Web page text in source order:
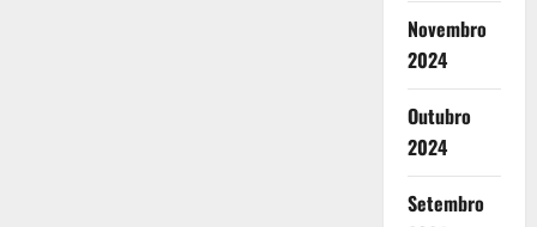
Novembro
2024
Outubro
2024
Setembro